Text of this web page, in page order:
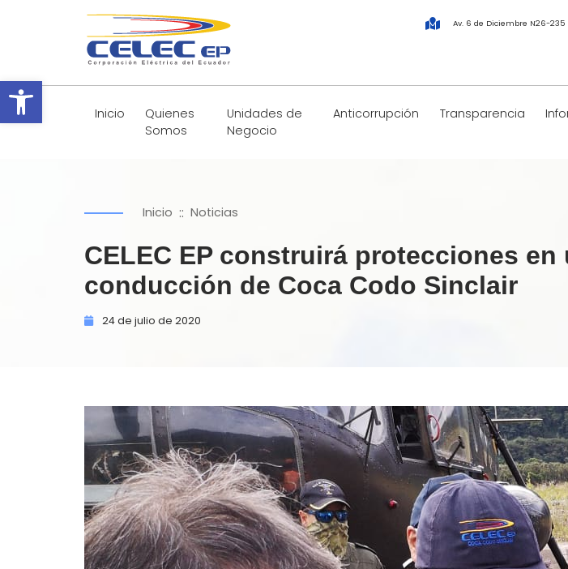
Abrir barra de herramientas
Av. 6 de Diciembre N26-235
Inicio
Quienes
Somos
Unidades de
Negocio
Anticorrupción Transparencia
Inicio :: Noticias
CELEC EP construirá protecciones
conducción de Coca Codo Sinclair
24 de julio de 2020